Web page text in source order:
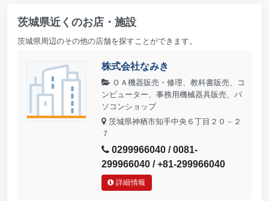
茨城県近くのお店・施設
茨城県周辺のその他の店舗を探すことができます。
株式会社なみき
ＯＡ機器販売・修理、教科書販売、コ
ンピューター、事務用機械器具販売、パ
ソコンショップ
茨城県神栖市知手中央６丁目２０－２
７
0299966040 / 0081-
299966040 / +81-299966040
詳細情報